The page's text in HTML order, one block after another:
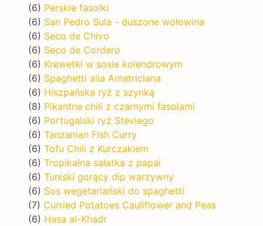
(6) Perskie fasolki
(6) San Pedro Sula - duszone wołowina
(6) Seco de Chivo
(6) Seco de Cordero
(6) Krewetki w sosie kolendrowym
(6) Spaghetti alla Amatriciana
(6) Hiszpańska ryż z szynką
(8) Pikantne chili z czarnymi fasolami
(6) Portugalski ryż Steviego
(6) Tanzanian Fish Curry
(6) Tofu Chili z Kurczakiem
(6) Tropikalna sałatka z papai
(6) Tuniski gorący dip warzywny
(6) Sos wegetariański do spaghetti
(7) Curried Potatoes Cauliflower and Peas
(6) Hasa al-Khadr